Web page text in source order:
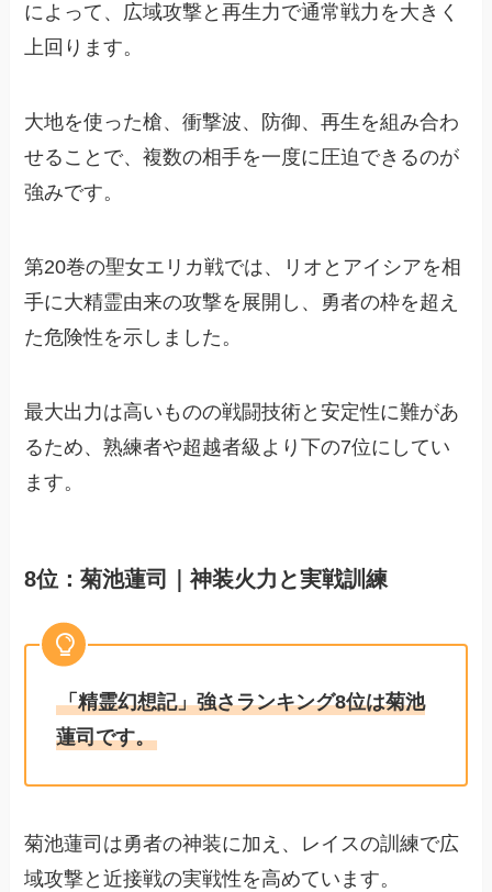
によって、広域攻撃と再生力で通常戦力を大きく
上回ります。
大地を使った槍、衝撃波、防御、再生を組み合わ
せることで、複数の相手を一度に圧迫できるのが
強みです。
第20巻の聖女エリカ戦では、リオとアイシアを相
手に大精霊由来の攻撃を展開し、勇者の枠を超え
た危険性を示しました。
最大出力は高いものの戦闘技術と安定性に難があ
るため、熟練者や超越者級より下の7位にしてい
ます。
8位：菊池蓮司｜神装火力と実戦訓練
「精霊幻想記」強さランキング8位は菊池
蓮司です。
菊池蓮司は勇者の神装に加え、レイスの訓練で広
域攻撃と近接戦の実戦性を高めています。